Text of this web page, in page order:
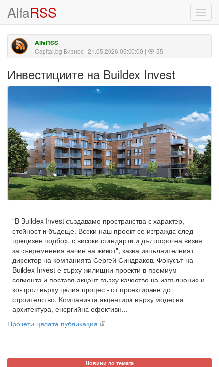
AlfaRSS
AlfaRSS
Capital.bg Бизнес | 21.05.2026 05:00:00 | 55
Инвестициите на Buildex Invest
"B Buildex Invest създаваме пространства с характер,
стойност и бъдеще. Всеки наш проект се изгражда след
прецизен подбор, с високи стандарти и дългосрочна визия
за съвременния начин на живот", казва изпълнителният
директор на компанията Сергей Синдраков. Фокусът на
Buildex Invest е върху жилищни проекти в премиум
сегмента и поставя акцент върху качество на изпълнение и
контрол върху целия процес - от проектиране до
строителство. Компанията акцентира върху модерна
архитектура, енергийна ефективн...
Прочети цялата публикация
Новини по темата